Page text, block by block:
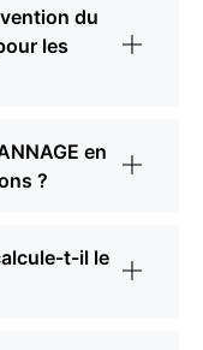
du
les
en
?
t-il le